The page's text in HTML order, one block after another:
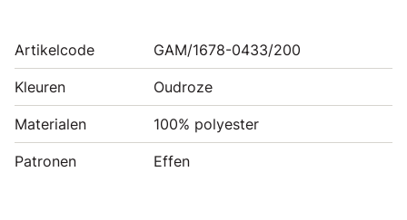
Artikelcode GAM/1678-0433/200
Kleuren Oudroze
Materialen 100% polyester
Patronen Effen